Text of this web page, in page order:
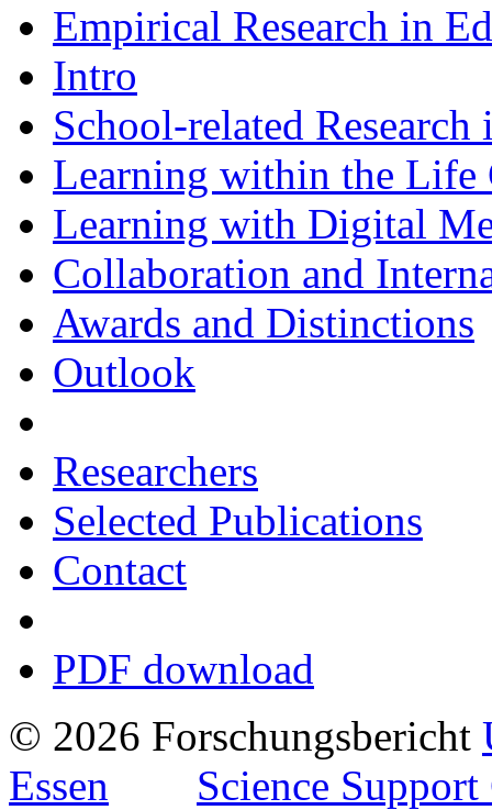
Empirical Research in
Intro
School-related
Learning within the Life
Learning with Digital
Collaboration and
Awards and Distinctions
Outlook
Researchers
Selected Publications
Contact
PDF download
© 2026 Forschungsbericht
Essen
Science